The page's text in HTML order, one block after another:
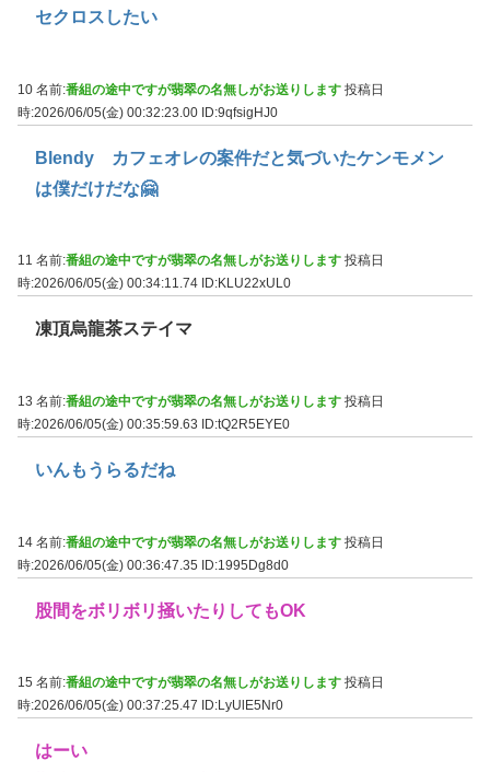
セクロスしたい
10 名前:番組の途中ですが翡翠の名無しがお送りします 投稿日
時:2026/06/05(金) 00:32:23.00 ID:9qfsigHJ0
Blendy カフェオレの案件だと気づいたケンモメン
は僕だけだな🤗
11 名前:番組の途中ですが翡翠の名無しがお送りします 投稿日
時:2026/06/05(金) 00:34:11.74 ID:KLU22xUL0
凍頂烏龍茶ステイマ
13 名前:番組の途中ですが翡翠の名無しがお送りします 投稿日
時:2026/06/05(金) 00:35:59.63
ID:tQ2R5EYE0
いんもうらるだね
14 名前:番組の途中ですが翡翠の名無しがお送りします 投稿日
時:2026/06/05(金) 00:36:47.35 ID:1995Dg8d0
股間をボリボリ掻いたりしてもOK
15 名前:番組の途中ですが翡翠の名無しがお送りします 投稿日
時:2026/06/05(金) 00:37:25.47
ID:LyUlE5Nr0
はーい